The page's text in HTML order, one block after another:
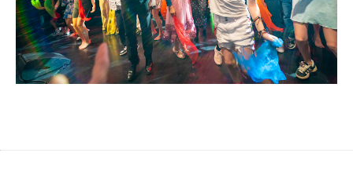
Trøndelag. Dette gjør vi med stor glede, og vi ser på
det som en viktig del av vårt samfunnsansvar.
Les mer